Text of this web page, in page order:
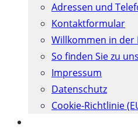
Adressen und
Kontaktformular
Willkommen in der
So finden Sie zu uns
Impressum
Datenschutz
Cookie-Richtlinie